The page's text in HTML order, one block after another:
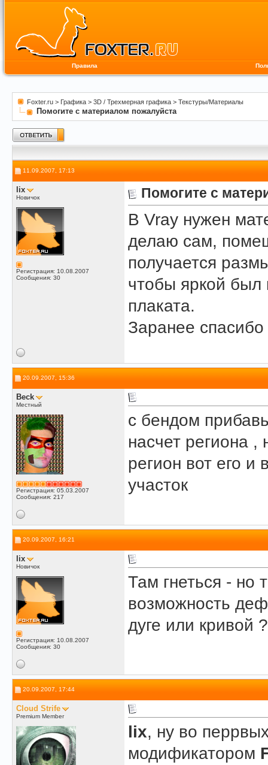
Правила
Foxter.ru > Графика > 3D / Трехмерная графика > Текстуры/Материалы
Помогите с материалом пожалуйста
11.09.2007, 17:13
lix
Новичок
Регистрация: 10.08.2007
Сообщения: 30
Помогите с
В Vray нужен
делаю сам,
получается
чтобы яркой был
плаката.
Заранее
20.09.2007, 15:36
Beck
Местный
Регистрация: 05.03.2007
Сообщения: 217
с бендом
насчет региона ,
регион вот его
участок
20.09.2007, 16:21
lix
Новичок
Регистрация: 10.08.2007
Сообщения: 30
Там гнеться - но
возможность
дуге или кривой ?
20.09.2007, 17:44
Cloud Strife
Premium Member
lix, ну во
модификатором